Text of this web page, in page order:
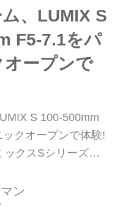
、LUMIX S
F5-7.1をパ
ープンで
S 100-500mm
クオープンで体験!
ックスSシリーズ用
。開放F値をF5-
ン